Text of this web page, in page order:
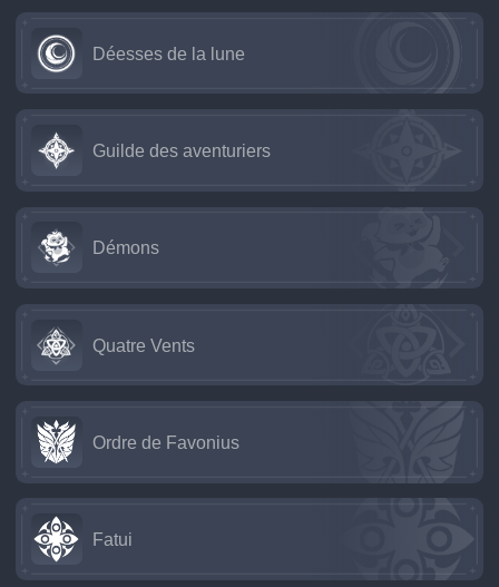
Déesses de la lune
Guilde des aventuriers
Démons
Quatre Vents
Ordre de Favonius
Fatui